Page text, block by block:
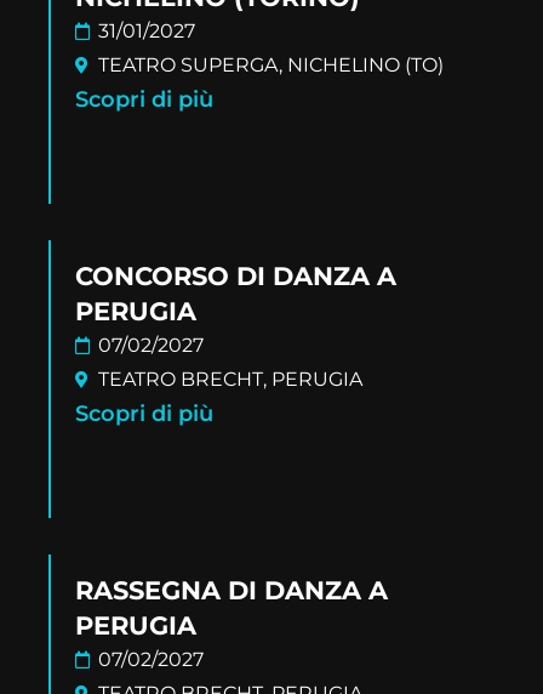
31/01/2027
TEATRO SUPERGA, NICHELINO (TO)
Scopri di più
CONCORSO DI DANZA A
PERUGIA
07/02/2027
TEATRO BRECHT, PERUGIA
Scopri di più
RASSEGNA DI DANZA A
PERUGIA
07/02/2027